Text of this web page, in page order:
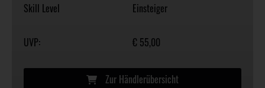
Skill Level
Einsteiger
UVP: € 55,00
Zur Händlerübersicht